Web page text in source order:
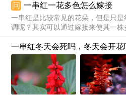
问 一串红一花多色怎么嫁接
一串红是比较常见的花朵，但是只
调呢？其实可以通过嫁接来使其一株
一串红冬天会死吗，冬天会开花